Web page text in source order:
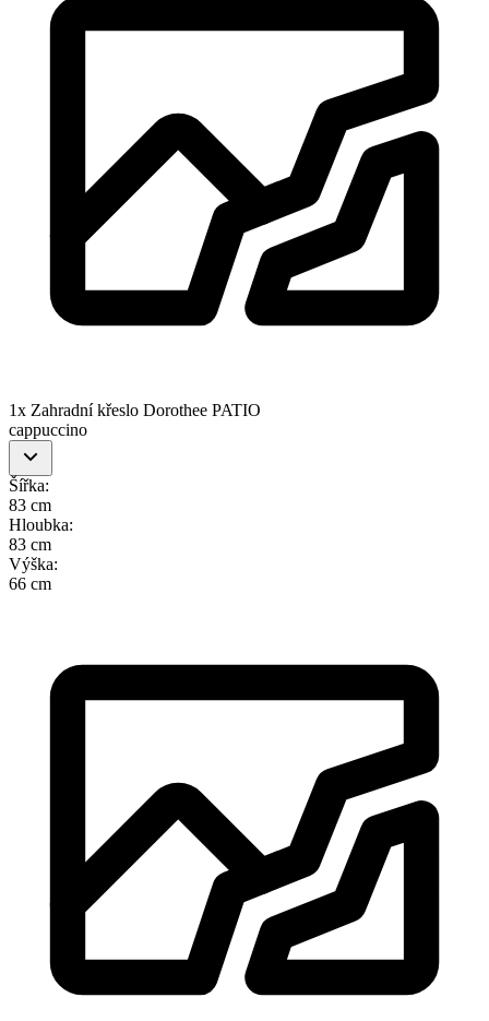
1x Zahradní křeslo Dorothee PATIO
cappuccino
Šířka:
83 cm
Hloubka:
83 cm
Výška:
66 cm